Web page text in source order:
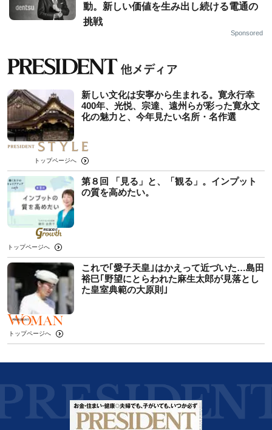
動。新しい価値を生み出し続ける電通の
挑戦
Sponsored
新しい文化は安寧から生まれる。寛永行幸
400年、光悦、宗達、遠州らが彩った寛永文
化の魅力と、今年見たい名所・名作選
トップページへ
第８回 「見る」と、「観る」。インプット
の質を高めたい。
トップページへ
これで｢愛子天皇｣はかえって近づいた…島田
裕巳｢野望にとらわれた麻生太郎が見落とし
た皇室典範の大原則｣
トップページへ